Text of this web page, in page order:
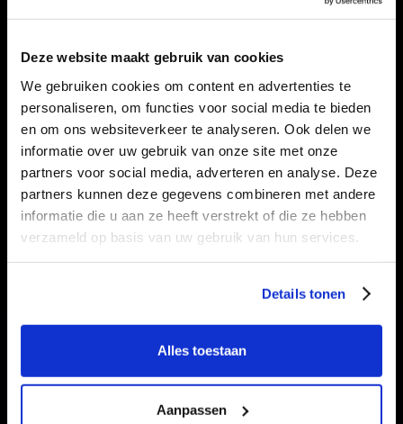
Deze website maakt gebruik van cookies
We gebruiken cookies om content en advertenties te
personaliseren, om functies voor social media te bieden
en om ons websiteverkeer te analyseren. Ook delen we
informatie over uw gebruik van onze site met onze
partners voor social media, adverteren en analyse. Deze
partners kunnen deze gegevens combineren met andere
informatie die u aan ze heeft verstrekt of die ze hebben
verzameld op basis van uw gebruik van hun services.
Details tonen
Alles toestaan
Aanpassen
marketing écht te lanceren.
Onafhankelijk en objectief
We kiezen geen kanalen omdat ze voor ons
interessant zijn, maar omdat ze voor jouw
situatie het meeste opleveren.
Hapklare data & dashboards
Geen overload aan grafieken, maar heldere
FAQ